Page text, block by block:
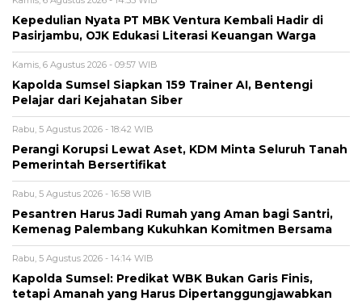
Kepedulian Nyata PT MBK Ventura Kembali Hadir di
Pasirjambu, OJK Edukasi Literasi Keuangan Warga
Kamis, 6 Agustus 2026 - 09:57 WIB
Kapolda Sumsel Siapkan 159 Trainer AI, Bentengi
Pelajar dari Kejahatan Siber
Rabu, 5 Agustus 2026 - 18:42 WIB
Perangi Korupsi Lewat Aset, KDM Minta Seluruh Tanah
Pemerintah Bersertifikat
Rabu, 5 Agustus 2026 - 16:58 WIB
Pesantren Harus Jadi Rumah yang Aman bagi Santri,
Kemenag Palembang Kukuhkan Komitmen Bersama
Rabu, 5 Agustus 2026 - 14:14 WIB
Kapolda Sumsel: Predikat WBK Bukan Garis Finis,
tetapi Amanah yang Harus Dipertanggungjawabkan